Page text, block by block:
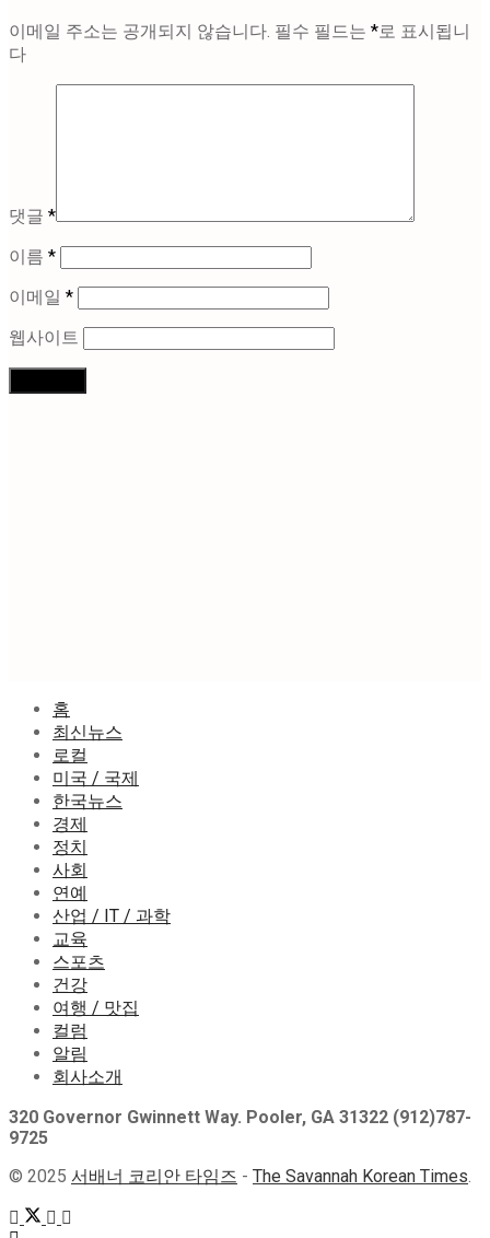
이메일 주소는 공개되지 않습니다. 필수 필드는 *로 표시됩니
다
댓글 *
이름 *
이메일 *
웹사이트
홈
최신뉴스
로컬
미국 / 국제
한국뉴스
경제
정치
사회
연예
산업 / IT / 과학
교육
스포츠
건강
여행 / 맛집
컬럼
알림
회사소개
320 Governor Gwinnett Way. Pooler, GA 31322 (912)787-
9725
© 2025 서배너 코리안 타임즈 - The Savannah Korean Times.